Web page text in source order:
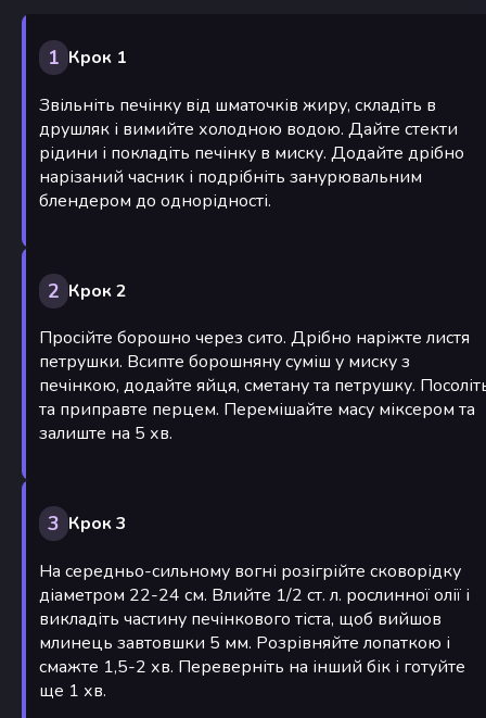
1 Крок 1
Звільніть печінку від шматочків жиру, складіть в
друшляк і вимийте холодною водою. Дайте стекти
рідини і покладіть печінку в миску. Додайте дрібно
нарізаний часник і подрібніть занурювальним
блендером до однорідності.
2 Крок 2
Просійте борошно через сито. Дрібно наріжте листя
петрушки. Всипте борошняну суміш у миску з
печінкою, додайте яйця, сметану та петрушку.
та приправте перцем. Перемішайте масу міксером та
залиште на 5 хв.
3 Крок 3
На середньо-сильному вогні розігрійте сковорідку
діаметром 22-24 см. Влийте 1/2 ст. л. рослинної олії і
викладіть частину печінкового тіста, щоб вийшов
млинець завтовшки 5 мм. Розрівняйте лопаткою і
смажте 1,5-2 хв. Переверніть на інший бік і готуйте
ще 1 хв.